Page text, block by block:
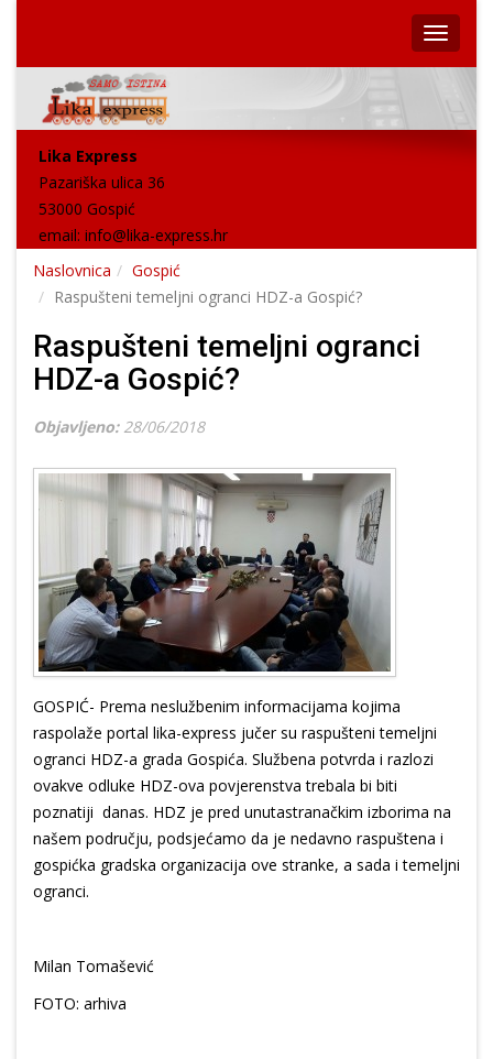
Lika Express
Pazariška ulica 36
53000 Gospić
email: info@lika-express.hr
Naslovnica
Gospić
Raspušteni temeljni ogranci HDZ-a Gospić?
Raspušteni temeljni ogranci
HDZ-a Gospić?
Objavljeno: 28/06/2018
GOSPIĆ- Prema neslužbenim informacijama kojima
raspolaže portal lika-express jučer su raspušteni temeljni
ogranci HDZ-a grada Gospića. Službena potvrda i razlozi
ovakve odluke HDZ-ova povjerenstva trebala bi biti
poznatiji danas. HDZ je pred unutastranačkim izborima na
našem području, podsjećamo da je nedavno raspuštena i
gospićka gradska organizacija ove stranke, a sada i temeljni
ogranci.
Milan Tomašević
FOTO: arhiva